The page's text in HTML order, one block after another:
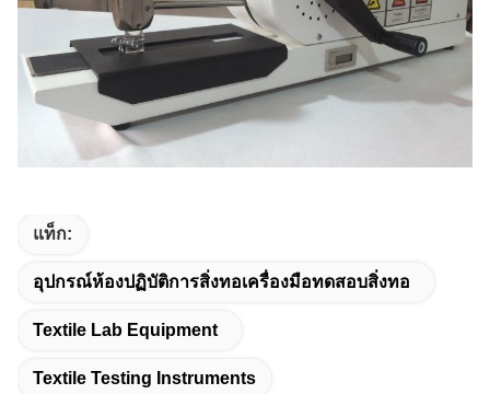
แท็ก:
อุปกรณ์ห้องปฏิบัติการสิ่งทอเครื่องมือทดสอบสิ่งทอ
Textile Lab Equipment
Textile Testing Instruments